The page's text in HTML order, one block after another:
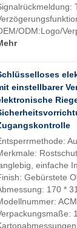
ODM:Logo/
einstellbarer
einfache
Gebürstete
170 *